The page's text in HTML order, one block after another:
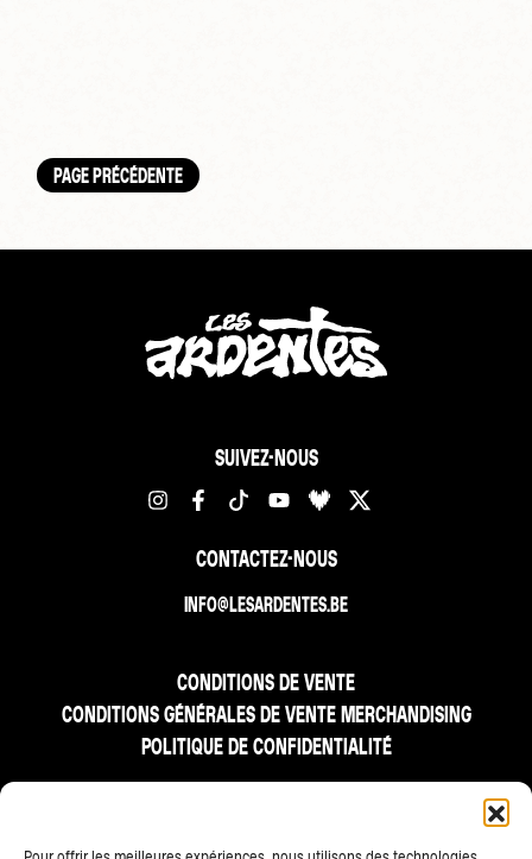
PAGE PRÉCÉDENTE
SUIVEZ-NOUS
CONTACTEZ-NOUS
INFO@LESARDENTES.BE
CONDITIONS DE VENTE
CONDITIONS GÉNÉRALES DE VENTE MERCHANDISING
POLITIQUE DE CONFIDENTIALITÉ